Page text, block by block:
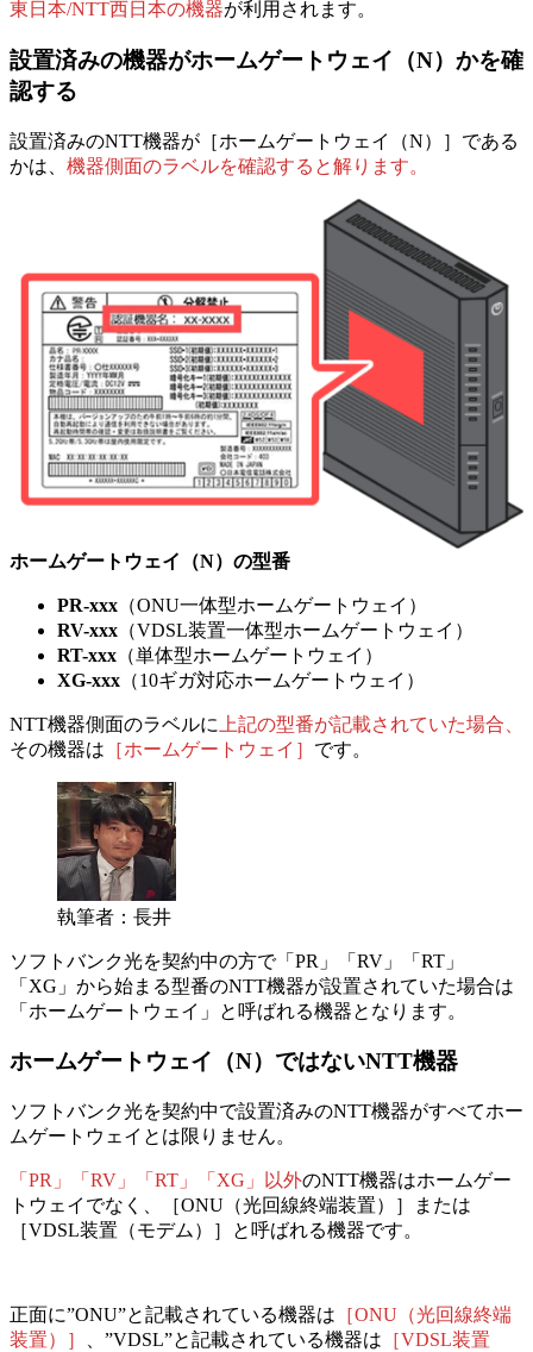
東日本/NTT西日本の機器が利用されます。
設置済みの機器がホームゲートウェイ（N）かを確
認する
設置済みのNTT機器が［ホームゲートウェイ（N）］である
かは、 機器側面のラベルを確認すると解ります。
ホームゲートウェイ（N）の型番
PR-xxx （ONU一体型ホームゲートウェイ）
RV-xxx （VDSL装置一体型ホームゲートウェイ）
RT-xxx （単体型ホームゲートウェイ）
XG-xxx （10ギガ対応ホームゲートウェイ）
NTT機器側面のラベルに 上記の型番が記載されていた場合、
その機器は ［ホームゲートウェイ］ です。
執筆者：長井
ソフトバンク光を契約中の方で「PR」「RV」「RT」
「XG」から始まる型番のNTT機器が設置されていた場合は
「ホームゲートウェイ」と呼ばれる機器となります。
ホームゲートウェイ（N）ではないNTT機器
ソフトバンク光を契約中で設置済みのNTT機器がすべてホー
ムゲートウェイとは限りません。
「PR」「RV」「RT」「XG」以外のNTT機器はホームゲー
トウェイでなく、
［ONU（光回線終端装置）］または
［VDSL装置（モデム）］と呼ばれる機器です。
正面に”ONU”と記載されている機器は ［ONU（光回線終端
装置）］
”VDSL”と記載されている機器は ［VDSL装置